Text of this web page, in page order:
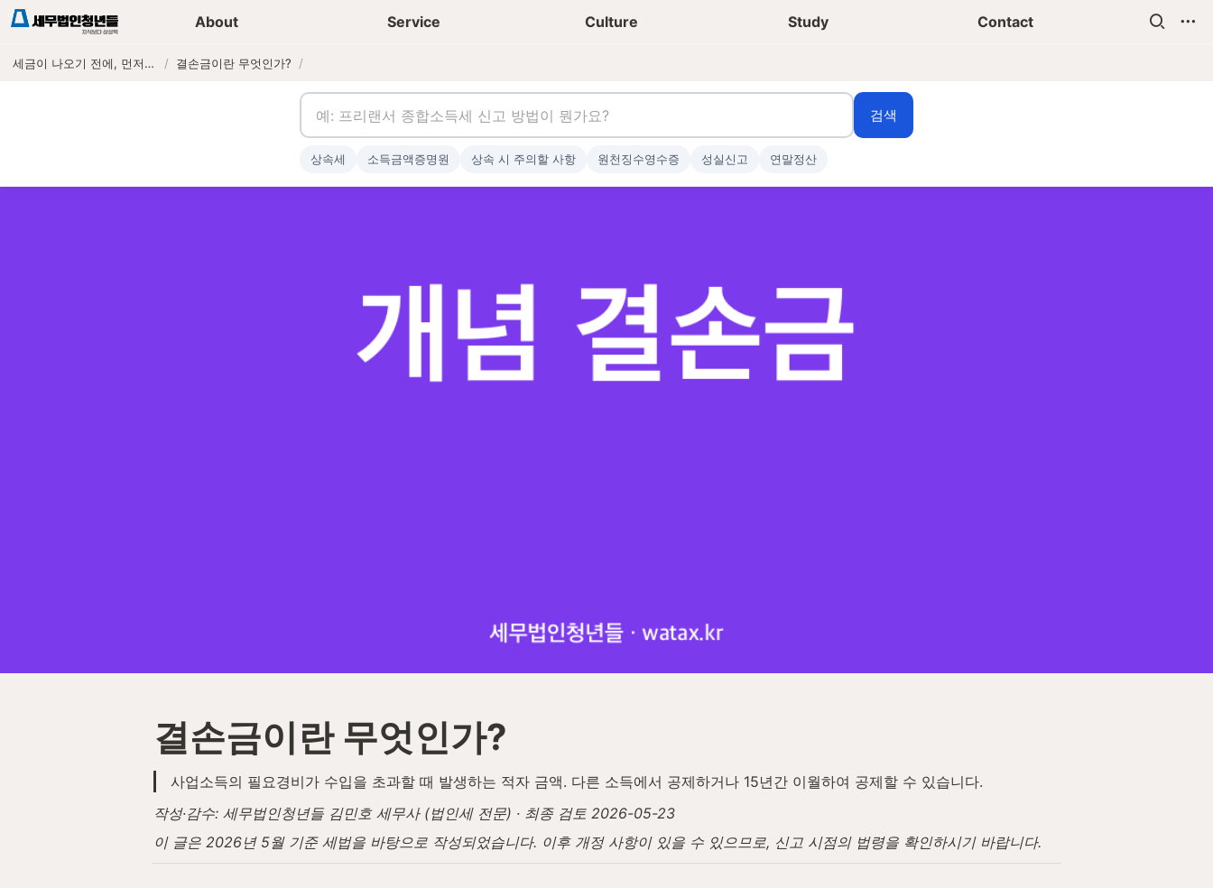
About Service Culture Study Contact
세금이 나오기 전에, 먼저 연락하는 세무법인 / 결손금이란 무엇인가? /
세무가이드 콘텐츠 기장상담신청 청년들 일상
결손금이란 무엇인가?
사업소득의 필요경비가 수입을 초과할 때 발생하는 적자 금액. 다른 소득에서 공제하거나 15년간 이월하여 공제할 수 있습니다.
작성·감수: 세무법인청년들 김민호 세무사 (법인세 전문) · 최종 검토 2026-05-23
이 글은 2026년 5월 기준 세법을 바탕으로 작성되었습니다. 이후 개정 사항이 있을 수 있으므로, 신고 시점의 법령을 확인하시기 바랍니다.
검색
상속세 소득금액증명원 상속 시 주의할 사항 원천징수영수증 성실신고 연말정산